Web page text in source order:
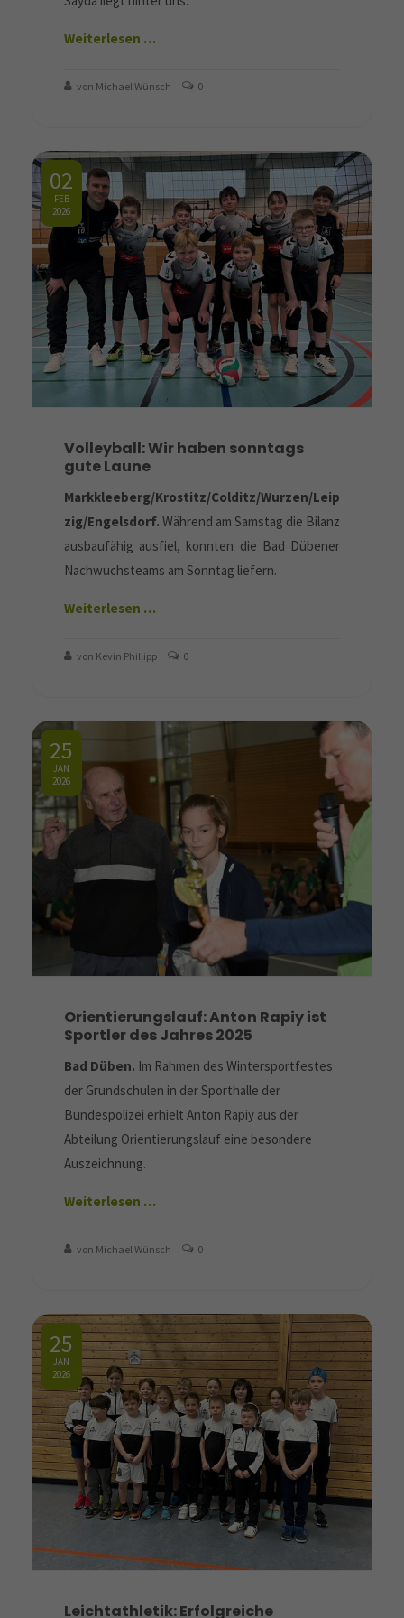
Weiterlesen …
von Michael Wünsch 0
02
FEB
2026
Volleyball: Wir haben sonntags
gute Laune
Markkleeberg/Krostitz/Colditz/Wurzen/Leip
zig/Engelsdorf. Während am Samstag die Bilanz
ausbaufähig ausfiel, konnten die Bad Dübener
Nachwuchsteams am Sonntag liefern.
Weiterlesen …
von Kevin Phillipp 0
25
JAN
2026
Orientierungslauf: Anton Rapiy ist
Sportler des Jahres 2025
Bad Düben. Im Rahmen des Wintersportfestes
der Grundschulen in der Sporthalle der
Bundespolizei erhielt Anton Rapiy aus der
Abteilung Orientierungslauf eine besondere
Auszeichnung.
Weiterlesen …
von Michael Wünsch 0
25
JAN
2026
Leichtathletik: Erfolgreiche